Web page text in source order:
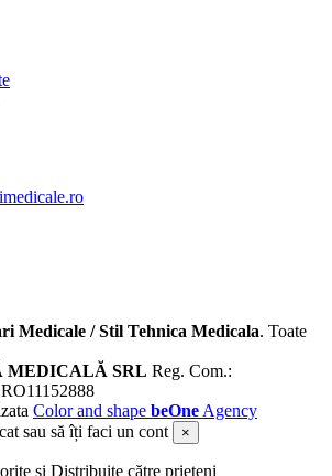
Medicale / Stil Tehnica Medicala. Toate
MEDICALĂ SRL Reg. Com.:
Color and shape beOne Agency
sau să îți faci un cont
×
și Distribuite către prieteni